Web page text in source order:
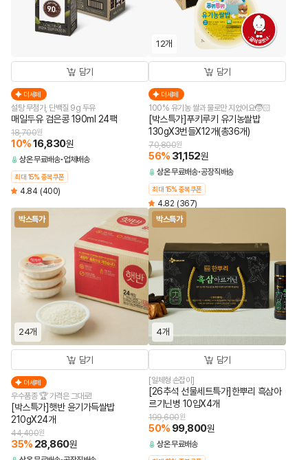
담기
더세페
설탕 무첨가, 단백질 9g 두유
매일두유 검은콩 190ml 24팩
18,700원
10%16,830원
상온무료배송 업체배송
최대 15% 중복쿠폰
4.84 (400)
12개
담기
더세페
100% 유기농 쌀과 물로만 지었어요🧒🏻
[박스특가]푸키루키 유기농쌀밥
130gX3번들X12개(총36개)
70,800원
56% 31,152원
상온무료배송 공장직배송
최대 15% 중복쿠폰
4.82 (367)
박스특가
24개
담기
더세페
우수품종 🏆 가격은 그대로!
[박스특가]햇반 윤기가득쌀밥
210gX24개
44,400원
35% 28,860원
박스특가
4개
담기
[일체형 손잡이]
[26추석 선물세트특가]한뿌리 흑삼아
르기닌병 10입X4개
199,600원
50% 99,800원
상온무료배송